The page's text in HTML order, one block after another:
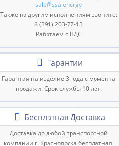
sale@ssa.energy
Также по другим исполнениям звоните:
8 (391) 203-77-13
Работаем с НДС
Гарантии
Гарантия на изделие 3 года с момента
продажи. Срок службы 10 лет.
Бесплатная Доставка
Доставка до любой транспортной
компании г. Красноярска бесплатная.